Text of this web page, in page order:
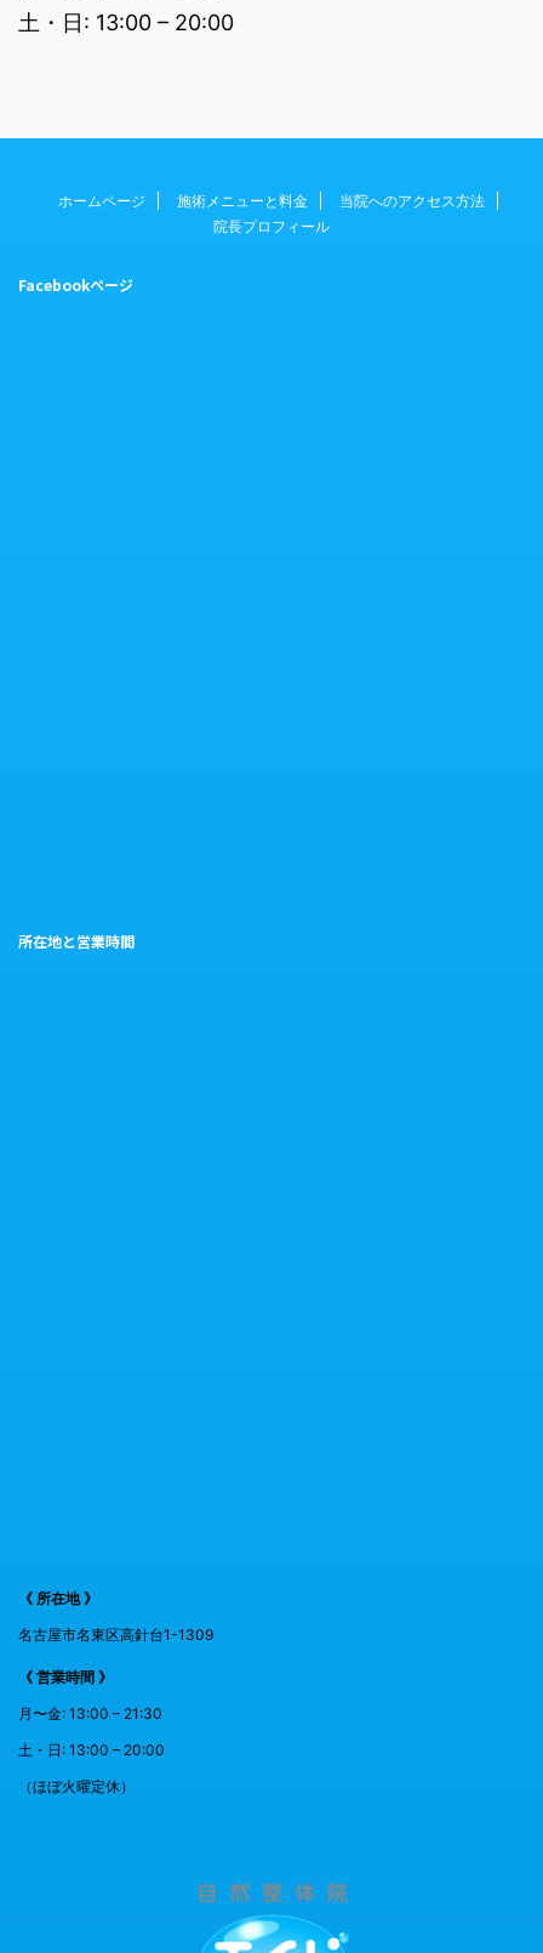
土・日: 13:00 – 20:00
ホームページ 施術メニューと料金
当院へのアクセス方法
院長プロフィール
Facebookページ
所在地と営業時間
《 所在地 》
名古屋市名東区高針台1-1309
《 営業時間 》
月〜金: 13:00 – 21:30
土・日: 13:00 – 20:00
（ほぼ火曜定休）